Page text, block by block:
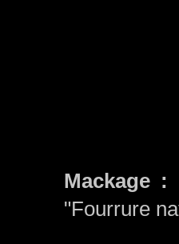
Mackage :
"Fourrure